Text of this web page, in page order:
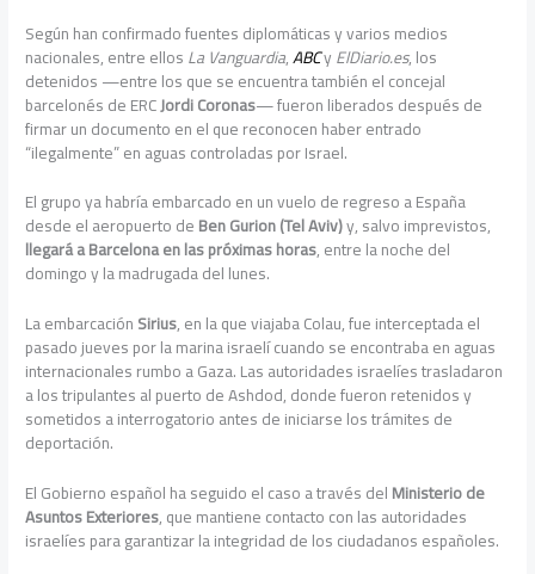
Según han confirmado fuentes diplomáticas y varios medios
nacionales, entre ellosLa Vanguardia,ABCyElDiario.es, los
detenidos —entre los que se encuentra también el concejal
barcelonés de ERCJordi Coronas— fueron liberados después de
firmar un documento en el que reconocen haber entrado
“ilegalmente” en aguas controladas por Israel.
El grupo ya habría embarcado en un vuelo de regreso a España
desde el aeropuerto deBen Gurion (Tel Aviv)y, salvo imprevistos,
llegará a Barcelona en las próximas horas, entre la noche del
domingo y la madrugada del lunes.
La embarcaciónSirius, en la que viajaba Colau, fue interceptada el
pasado jueves por la marina israelí cuando se encontraba en aguas
internacionales rumbo a Gaza. Las autoridades israelíes trasladaron
a los tripulantes al puerto de Ashdod, donde fueron retenidos y
sometidos a interrogatorio antes de iniciarse los trámites de
deportación.
El Gobierno español ha seguido el caso a través delMinisterio de
Asuntos Exteriores, que mantiene contacto con las autoridades
israelíes para garantizar la integridad de los ciudadanos españoles.